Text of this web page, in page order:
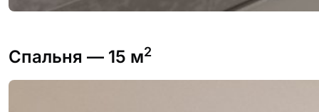
Спальня — 15 м2